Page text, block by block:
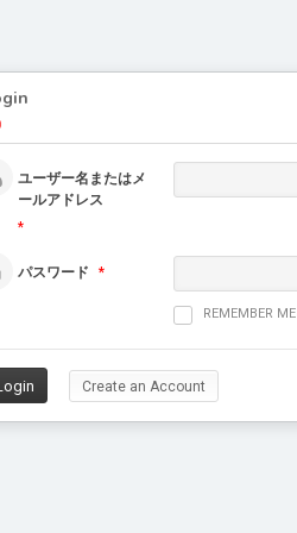
ユーザー名またはメ
ールアドレス
*
パスワード *
REMEMBER ME
Create an Account